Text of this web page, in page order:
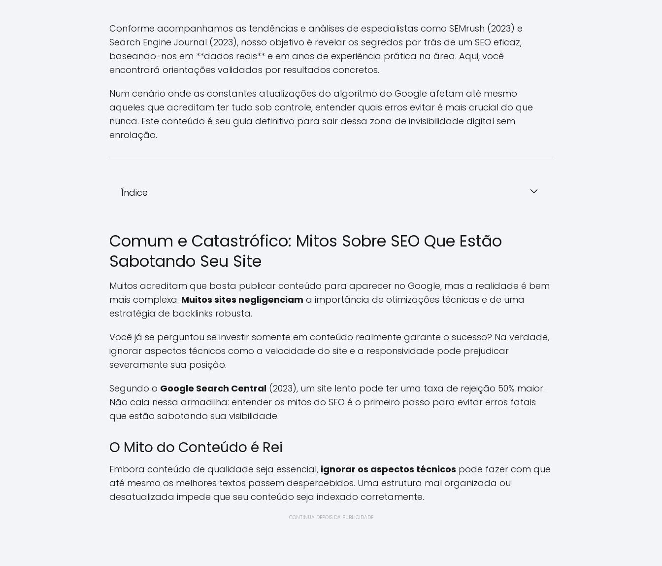
Conforme acompanhamos as tendências e análises de especialistas como SEMrush (2023) e
Search Engine Journal (2023), nosso objetivo é revelar os segredos por trás de um SEO eficaz,
baseando-nos em **dados reais** e em anos de experiência prática na área. Aqui, você
encontrará orientações validadas por resultados concretos.
Num cenário onde as constantes atualizações do algoritmo do Google afetam até mesmo
aqueles que acreditam ter tudo sob controle, entender quais erros evitar é mais crucial do que
nunca. Este conteúdo é seu guia definitivo para sair dessa zona de invisibilidade digital sem
enrolação.
Índice
Comum e Catastrófico: Mitos Sobre SEO Que Estão
Sabotando Seu Site
Muitos acreditam que basta publicar conteúdo para aparecer no Google, mas a realidade é bem
mais complexa. Muitos sites negligenciam a importância de otimizações técnicas e de uma
estratégia de backlinks robusta.
Você já se perguntou se investir somente em conteúdo realmente garante o sucesso? Na verdade,
ignorar aspectos técnicos como a velocidade do site e a responsividade pode prejudicar
severamente sua posição.
Segundo o Google Search Central (2023), um site lento pode ter uma taxa de rejeição 50% maior.
Não caia nessa armadilha: entender os mitos do SEO é o primeiro passo para evitar erros fatais
que estão sabotando sua visibilidade.
O Mito do Conteúdo é Rei
Embora conteúdo de qualidade seja essencial, ignorar os aspectos técnicos pode fazer com que
até mesmo os melhores textos passem despercebidos. Uma estrutura mal organizada ou
desatualizada impede que seu conteúdo seja indexado corretamente.
CONTINUA DEPOIS DA PUBLICIDADE